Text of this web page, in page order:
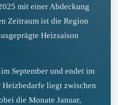
mit einer Abdeckung
Zeitraum ist die Region
Heizsaison
September und endet im
liegt zwischen
die Monate Januar,